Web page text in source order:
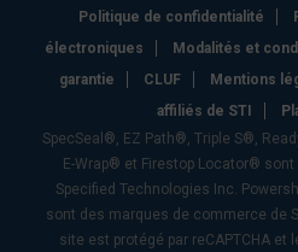
Politique de confidentialité
électroniques
Modalités et
garantie
CLUF Mentions
affiliés de STI
SpecSeal®, EZ Path®, Triple S®,
E-Wrap® et Firestop Locator®
Specified Technologies Inc.
sont des marques de commerce de
site est protégé par reCAPTCHA